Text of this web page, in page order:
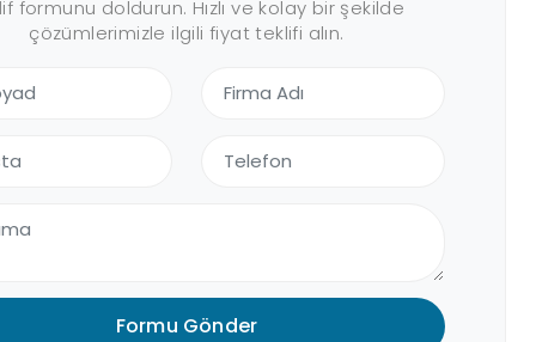
formunu doldurun. Hızlı ve kolay bir şekilde
çözümlerimizle ilgili fiyat teklifi alın.
Formu Gönder